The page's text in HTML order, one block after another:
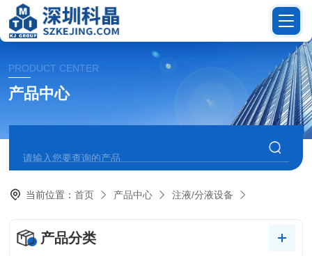
PRODUCT CENTER
产品中心
当前位置：首页 产品中心 注液/分液设备
产品分类